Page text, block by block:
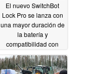
El nuevo SwitchBot
Lock Pro se lanza con
una mayor duración de
la batería y
compatibilidad con
Matter11/28/2023